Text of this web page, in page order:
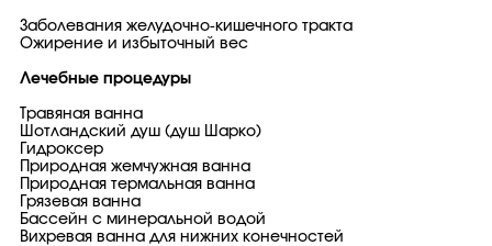
Заболевания желудочно-кишечного тракта
Ожирение и избыточный вес
Лечебные процедуры
Травяная ванна
Шотландский душ (душ Шарко)
Гидроксер
Природная жемчужная ванна
Природная термальная ванна
Грязевая ванна
Бассейн с минеральной водой
Вихревая ванна для нижних конечностей